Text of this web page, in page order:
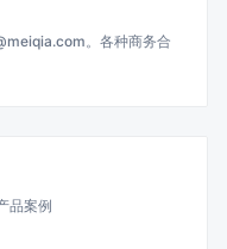
。各种商务合
品案例